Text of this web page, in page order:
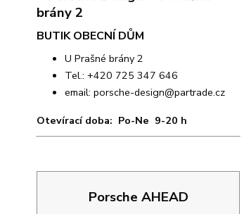
BUTIK OBECNÍ DŮM
U Prašné brány 2
Tel.: +420 725 347 646
email: porsche-design@partrade.cz
Otevírací doba: Po-Ne 9-20 h
Porsche AHEAD